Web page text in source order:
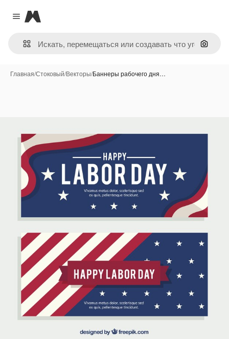
Close menu
Magnific
Поиск
Главная/Стоковый/Векторы/Баннеры рабочего дня…